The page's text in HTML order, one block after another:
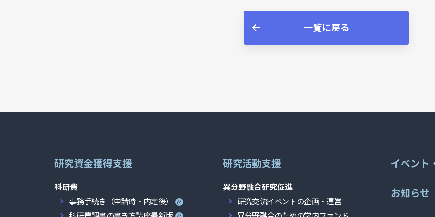
一覧に戻る
研究資金獲得支援
科研費
事務手続き（申請時・内定後）
研究活動支援
異分野融合研究促進
研究交流イベントの企画・運営
イベント
お知らせ